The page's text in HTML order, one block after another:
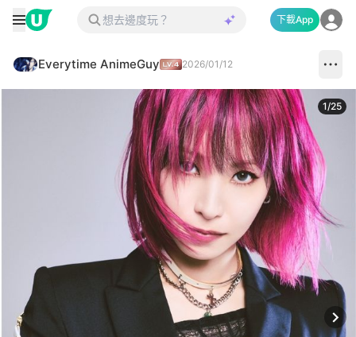
下載App
Everytime AnimeGuy 2026/01/12
1/25